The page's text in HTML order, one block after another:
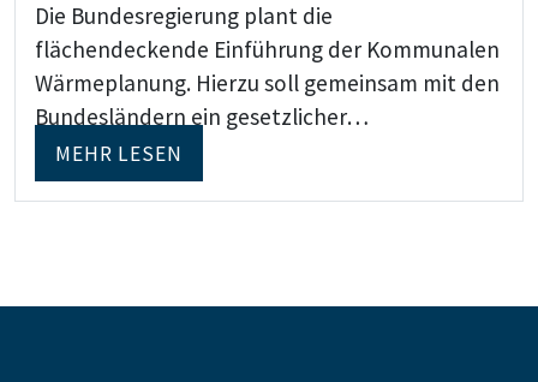
Die Bundesregierung plant die
flächendeckende Einführung der Kommunalen
Wärmeplanung. Hierzu soll gemeinsam mit den
Bundesländern ein gesetzlicher…
MEHR LESEN